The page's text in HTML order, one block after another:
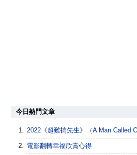
今日熱門文章
2022《超難搞先生》（A Man Called
電影翻轉幸福欣賞心得